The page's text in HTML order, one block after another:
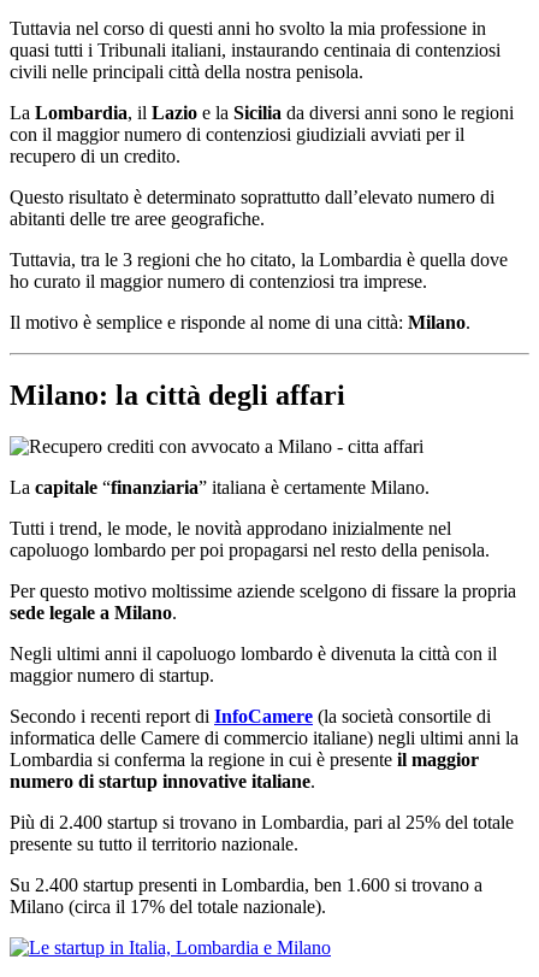
Tuttavia nel corso di questi anni ho svolto la mia professione in
quasi tutti i Tribunali italiani, instaurando centinaia di contenziosi
civili nelle principali città della nostra penisola.
La Lombardia, il Lazio e la Sicilia da diversi anni sono le regioni
con il maggior numero di contenziosi giudiziali avviati per il
recupero di un credito.
Questo risultato è determinato soprattutto dall’elevato numero di
abitanti delle tre aree geografiche.
Tuttavia, tra le 3 regioni che ho citato, la Lombardia è quella dove
ho curato il maggior numero di contenziosi tra imprese.
Il motivo è semplice e risponde al nome di una città: Milano.
Milano: la città degli affari
La capitale “finanziaria” italiana è certamente Milano.
Tutti i trend, le mode, le novità approdano inizialmente nel
capoluogo lombardo per poi propagarsi nel resto della penisola.
Per questo motivo moltissime aziende scelgono di fissare la propria
sede legale a Milano.
Negli ultimi anni il capoluogo lombardo è divenuta la città con il
maggior numero di startup.
Secondo i recenti report di InfoCamere (la società consortile di
informatica delle Camere di commercio italiane) negli ultimi anni la
Lombardia si conferma la regione in cui è presente il maggior
numero di startup innovative italiane.
Più di 2.400 startup si trovano in Lombardia, pari al 25% del totale
presente su tutto il territorio nazionale.
Su 2.400 startup presenti in Lombardia, ben 1.600 si trovano a
Milano (circa il 17% del totale nazionale).